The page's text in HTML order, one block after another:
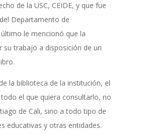
de la USC, CEIDE, y que fue
Departamento de
le mencionó que la
su trabajo a disposición de un
la biblioteca de la institución, el
el que quiera consultarlo, no
de Cali, sino a todo tipo de
educativas y otras entidades.